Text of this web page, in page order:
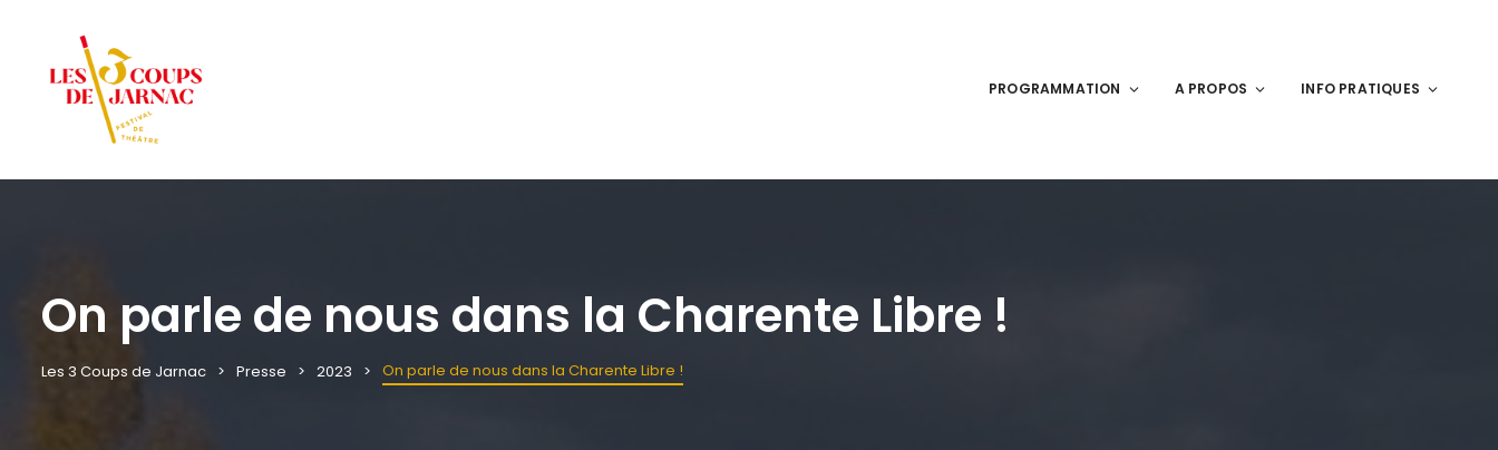
PROGRAMMATION A PROPOS INFO PRATIQUES
On parle de nous dans la Charente Libre !
Les 3 Coups de Jarnac Presse 2023 On parle de nous dans la Charente Libre !